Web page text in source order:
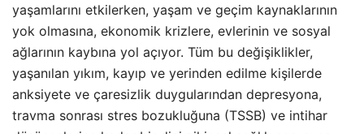
yaşamlarını etkilerken, yaşam ve geçim kaynaklarının
yok olmasına, ekonomik krizlere, evlerinin ve sosyal
ağlarının kaybına yol açıyor. Tüm bu değişiklikler,
yaşanılan yıkım, kayıp ve yerinden edilme kişilerde
anksiyete ve çaresizlik duygularından depresyona,
travma sonrası stres bozukluğuna (TSSB) ve intihar